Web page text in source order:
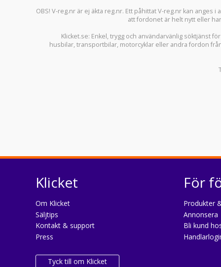
OBS! V-reg.nr är ej äkta reg.nr. Ett påhittat V-reg.nr kan
att fordonet är helt nytt eller
Klicket.se: Enkel, trygg och användarvänlig söktjänst
husbilar,transportbilar, motorcyklar eller andra fordon
Klicket
Om Klicket
Säljtips
Kontakt & support
Press
Tyck till om Klicket
För
Produkter
Annonsera
Bli kund